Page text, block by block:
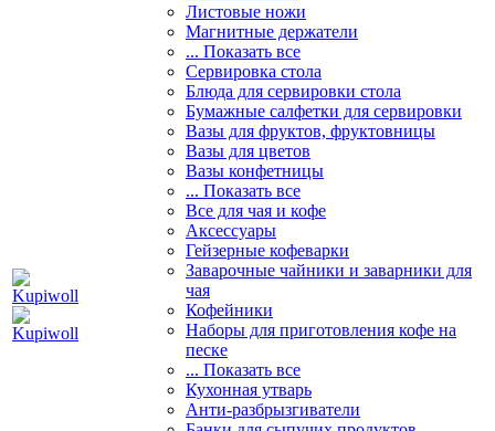
Листовые ножи
Магнитные держатели
... Показать все
Сервировка стола
Блюда для сервировки стола
Бумажные салфетки для сервировки
Вазы для фруктов, фруктовницы
Вазы для цветов
Вазы конфетницы
... Показать все
Все для чая и кофе
Аксессуары
Гейзерные кофеварки
Заварочные чайники и заварники для
чая
Кофейники
Наборы для приготовления кофе на
песке
... Показать все
Кухонная утварь
Анти-разбрызгиватели